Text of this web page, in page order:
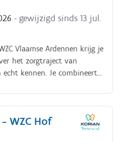
- gewijzigd sinds 13 jul.
Vlaamse Ardennen krijg je
het zorgtraject van
echt kennen. Je combineert
samen kwaliteit voorop
bestaan uitje voert
uit volgens de geldende
en bewonersdossiers
WZC Hof